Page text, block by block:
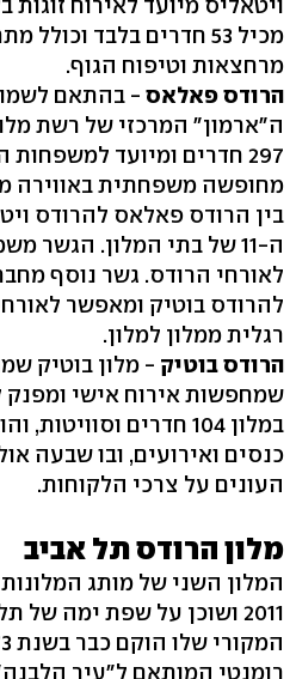
מכיל 53 חדרים בלבד
מרחצאות וטיפוח הגוף.
הרודס פאלאס - בהתאם
ה"ארמון" המרכזי של רשת
297 חדרים ומיועד
מחופשה משפחתית באווירה
בין הרודס פאלאס להרודס
ה-11 של בתי המלון. הגשר
לאורחי הרודס. גשר נוסף
להרודס בוטיק ומאפשר
רגלית ממלון למלון.
הרודס בוטיק - מלון בוטיק
שמחפשות אירוח אישי ומפנק
במלון 104 חדרים
כנסים ואירועים, ובו שבעה
העונים על צרכי הלקוחות.
מלון הרודס תל אביב
המלון השני של מותג
2011 ושוכן על שפת ימה
רומנטי המותאם ל"עיר